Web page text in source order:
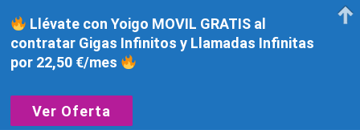
Llévate con Yoigo MOVIL GRATIS al
contratar Gigas Infinitos y Llamadas Infinitas
por 22,50 €/mes
Ver Oferta